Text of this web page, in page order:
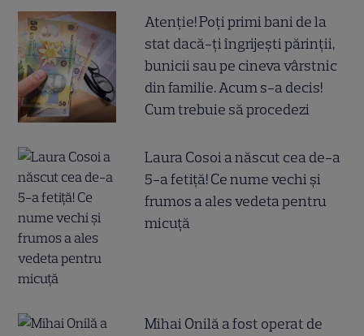
Atenție! Poți primi bani de la
stat dacă-ți îngrijești părinții,
bunicii sau pe cineva vârstnic
din familie. Acum s-a decis!
Cum trebuie să procedezi
Laura Cosoi a născut cea de-a
5-a fetiță! Ce nume vechi și
frumos a ales vedeta pentru
micuță
Mihai Onilă a fost operat de